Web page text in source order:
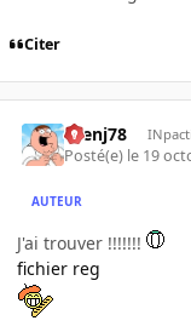
Citer
rbenj78
Posté(e) le 19
AUTEUR
J'ai trouver !!!!!!!
fichier reg